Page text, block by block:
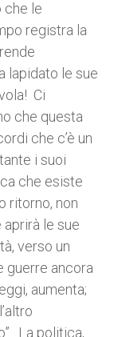
che le
registra la
lapidato le sue
Ci
che questa
che c’è un
i suoi
che esiste
ritorno, non
le sue
verso un
guerre ancora
aumenta;
La politica,